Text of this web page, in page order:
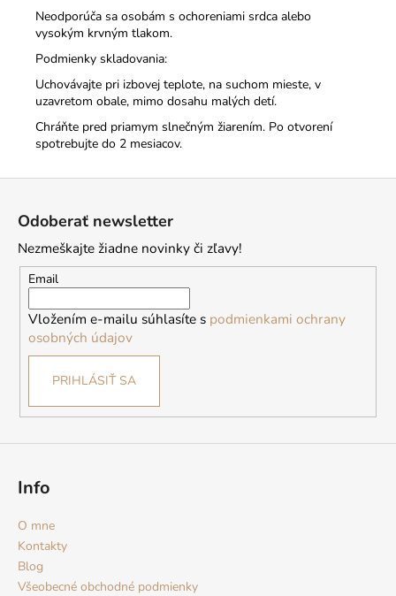
Neodporúča sa osobám s ochoreniami srdca alebo
vysokým krvným tlakom.
Podmienky skladovania:
Uchovávajte pri izbovej teplote, na suchom mieste, v
uzavretom obale, mimo dosahu malých detí.
Chráňte pred priamym slnečným žiarením. Po otvorení
spotrebujte do 2 mesiacov.
Odoberať newsletter
Nezmeškajte žiadne novinky či zľavy!
Email
Vložením e-mailu súhlasíte s podmienkami ochrany
osobných údajov
PRIHLÁSIŤ SA
Info
O mne
Kontakty
Blog
Všeobecné obchodné podmienky